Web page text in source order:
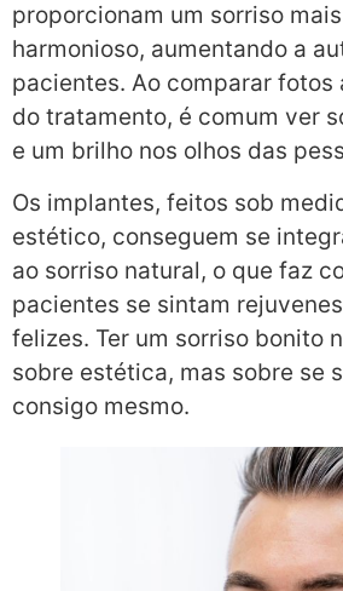
proporcionam um sorriso
harmonioso, aumentando a
pacientes. Ao comparar fotos
do tratamento, é comum ver
e um brilho nos olhos das
Os implantes, feitos sob
estético, conseguem se
ao sorriso natural, o que faz
pacientes se sintam
felizes. Ter um sorriso bonito
sobre estética, mas sobre se
consigo mesmo.